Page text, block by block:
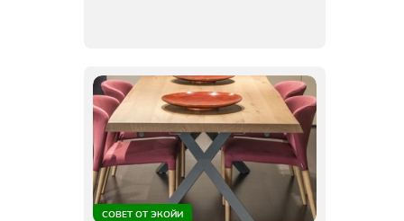
СОВЕТ ОТ ЭКОЙИ